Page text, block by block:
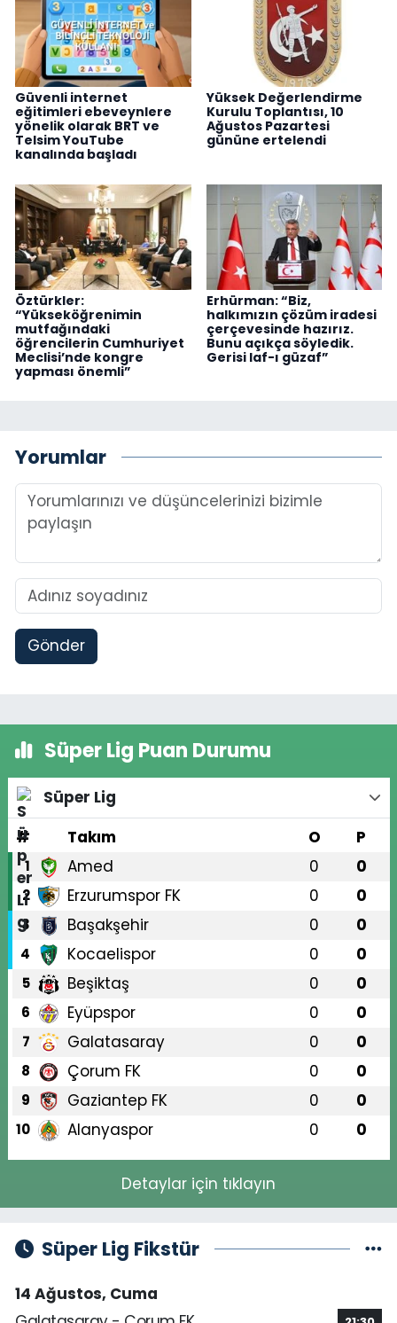
Güvenli internet
eğitimleri ebeveynlere
yönelik olarak BRT ve
Telsim YouTube
kanalında başladı
Yüksek Değerlendirme
Kurulu Toplantısı, 10
Ağustos Pazartesi
gününe ertelendi
Öztürkler:
“Yükseköğrenimin
mutfağındaki
öğrencilerin Cumhuriyet
Meclisi’nde kongre
yapması önemli”
Erhürman: “Biz,
halkımızın çözüm iradesi
çerçevesinde hazırız.
Bunu açıkça söyledik.
Gerisi laf-ı güzaf”
Yorumlar
Gönder
Süper Lig Puan Durumu
Süper Lig
#
Takım O P
1 Amed 0 0
2 Erzurumspor FK 0 0
3 Başakşehir 0 0
4 Kocaelispor 0 0
5 Beşiktaş 0 0
6 Eyüpspor 0 0
7 Galatasaray 0 0
8 Çorum FK 0 0
9 Gaziantep FK 0 0
10 Alanyaspor 0 0
Detaylar için tıklayın
Süper Lig Fikstür
14 Ağustos, Cuma